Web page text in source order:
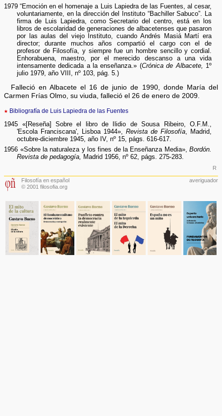
1979 “Emoción en el homenaje a Luis Lapiedra de las Fuentes, al cesar,
voluntariamente, en la dirección del Instituto “Bachiller Sabuco”. La
firma de Luis Lapiedra, como Secretario del centro, está en los
libros de escolaridad de generaciones de albacetenses que pasaron
por las aulas del viejo Instituto, cuando Andrés Masiá Martí era
director; durante muchos años compartió el cargo con el de
profesor de Filosofía, y siempre fue un hombre sencillo y cordial.
Enhorabuena, maestro, por el merecido descanso a una vida
intensamente dedicada a la enseñanza.» (Crónica de Albacete,
1º
julio 1979, año VIII, nº 103, pág. 5.)
Falleció en Albacete el 16 de junio de 1990, donde María del
Carmen Frías Olmo, su viuda, falleció el 26 de enero de 2009.
★ Bibliografía de Luis Lapiedra de las Fuentes
1945 «[Reseña] Sobre el libro de Ilidio de Sousa Ribeiro, O.F.M.,
'Escola Franciscana', Lisboa 1944», Revista de Filosofía, Madrid,
octubre-diciembre 1945, año IV, nº 15, págs. 616-617.
1956 «Sobre la naturaleza y los fines de la Enseñanza Media», Bordón.
Revista de pedagogía, Madrid 1956, nº 62, págs. 275-283.
R
Filosofía en español
© 2001 filosofia.org
averiguador